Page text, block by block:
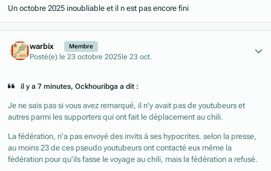
Un octobre 2025 inoubliable et il n est pas encore fini
warbix Membre
Posté(e) le 23 octobre 2025le 23 oct.
il y a 7 minutes, Ockhouribga a dit :
Je ne sais pas si vous avez remarqué, il n'y avait pas de youtubeurs et
autres parmi les supporters qui ont fait le déplacement au chili.
La fédération, n'a pas envoyé des invits à ses hypocrites. selon la presse,
au moins 23 de ces pseudo youtubeurs ont contacté eux même la
fédération pour qu'ils fasse le voyage au chili, mais la fédération a refusé.